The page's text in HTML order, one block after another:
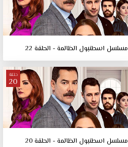
مسلسل اسطنبول الظالمة - الحلقة 22
حلقة
20
مسلسل اسطنبول الظالمة - الحلقة 20